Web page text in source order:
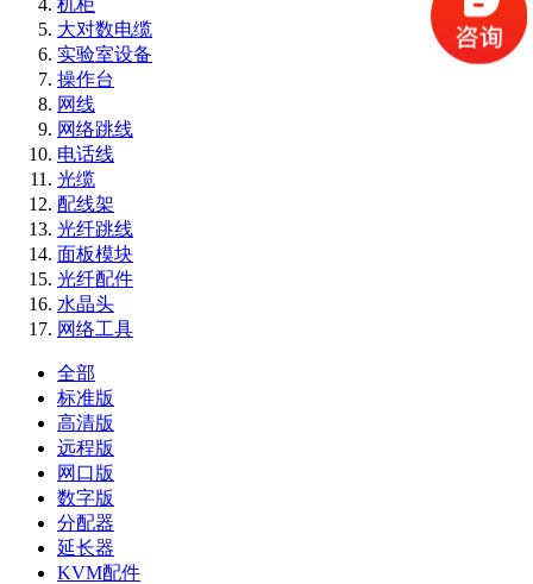
机柜
大对数电缆
实验室设备
操作台
网线
网络跳线
电话线
光缆
配线架
光纤跳线
面板模块
光纤配件
水晶头
网络工具
全部
标准版
高清版
远程版
网口版
数字版
分配器
延长器
KVM配件